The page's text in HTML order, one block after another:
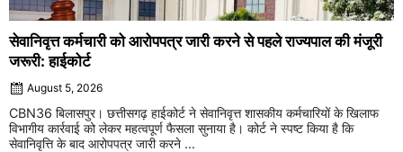
सेवानिवृत्त कर्मचारी को आरोपपत्र जारी करने से पहले राज्यपाल की मंजूरी
जरूरी: हाईकोर्ट
August 5, 2026
CBN36 बिलासपुर। छत्तीसगढ़ हाईकोर्ट ने सेवानिवृत्त शासकीय कर्मचारियों के खिलाफ
विभागीय कार्रवाई को लेकर महत्वपूर्ण फैसला सुनाया है। कोर्ट ने स्पष्ट किया है कि
सेवानिवृत्ति के बाद आरोपपत्र जारी करने ...